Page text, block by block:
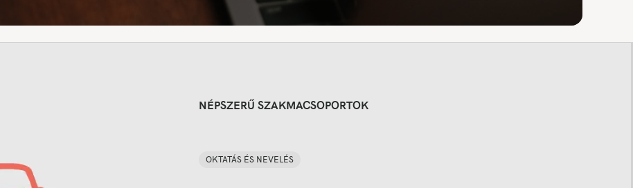
NÉPSZERŰ SZAKMACSOPORTOK
OKTATÁS ÉS NEVELÉS